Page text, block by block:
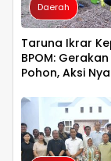
Daerah
Taruna Ikrar
BPOM:
Pohon, Aksi
untuk